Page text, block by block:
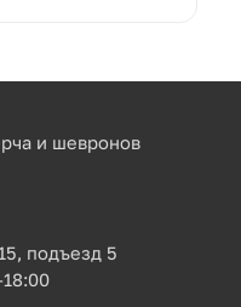
и шевронов
подъезд 5